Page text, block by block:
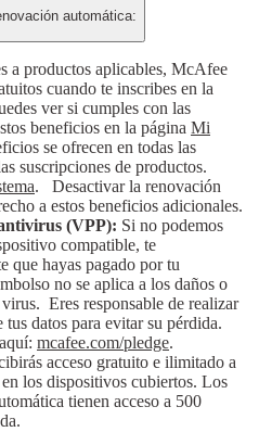
automática:
a productos aplicables, McAfee
cuando te inscribes en la
ver si cumples con las
beneficios en la página Mi
se ofrecen en todas las
suscripciones de productos.
. Desactivar la renovación
a estos beneficios adicionales.
(VPP): Si no podemos
compatible, te
que hayas pagado por tu
no se aplica a los daños o
Eres responsable de realizar
datos para evitar su pérdida.
mcafee.com/pledge.
acceso gratuito e ilimitado a
los dispositivos cubiertos. Los
tienen acceso a 500